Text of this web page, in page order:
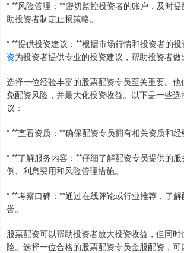
* **风险管理：**密切监控投资者的账户，及时
助投资者制定止损策略。
* **提供投资建议：**根据市场行情和投资者的投
资为投资者提供专业的投资建议，帮助投资者做
选择一位经验丰富的股票配资专员至关重要。
免配资风险，并最大化投资收益。以下是一些
议：
* **查看资质：**确保配资专员拥有相关资质和经
* **了解服务内容：**仔细了解配资专员提供的
例、利息费用和风险管理措施。
* **考察口碑：**通过在线评论或行业推荐，了
誉。
股票配资可以帮助投资者放大投资收益，但同
险。选择一位合格的股票配资专员金股配资，